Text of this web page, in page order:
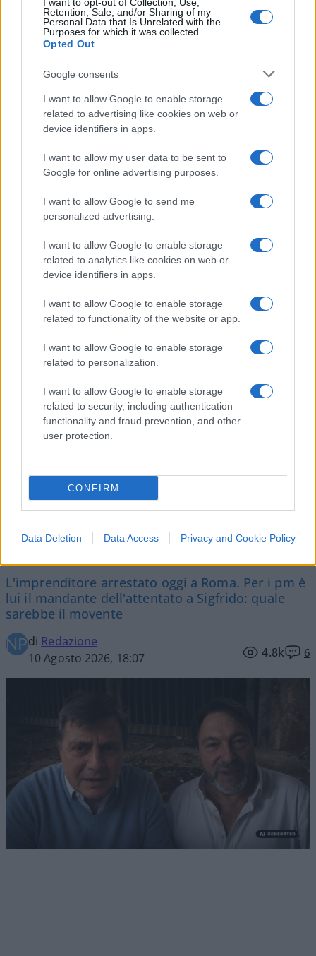
Retention, Sale, and/or Sharing of my
Personal Data that Is Unrelated with the
Purposes for which it was collected.
Opted Out
Google consents
I want to allow Google to enable storage
related to advertising like cookies on web or
device identifiers in apps.
I want to allow my user data to be sent to
Google for online advertising purposes.
I want to allow Google to send me
personalized advertising.
I want to allow Google to enable storage
related to analytics like cookies on web or
device identifiers in apps.
I want to allow Google to enable storage
related to functionality of the website or app.
I want to allow Google to enable storage
related to personalization.
I want to allow Google to enable storage
related to security, including authentication
functionality and fraud prevention, and other
user protection.
CONFIRM
Data Deletion Data Access Privacy and Cookie Policy
Ma è indispensabile affrontare anche
il nodo
dell’Imu
, una patrimoniale che, gravando ogni
anno su immobili spesso privi di qualsiasi
redditività, contribuisce ad accelerarne il degrado
“Ranucci manipolato da
Lavitola. Bomba per renderlo
popolare”. Cosa c’è nelle carte
L'imprenditore arrestato oggi a Roma. Per i pm è
lui il mandante dell'attentato a Sigfrido: quale
sarebbe il movente
di Redazione
10 Agosto 2026, 18:07
4.8k 6